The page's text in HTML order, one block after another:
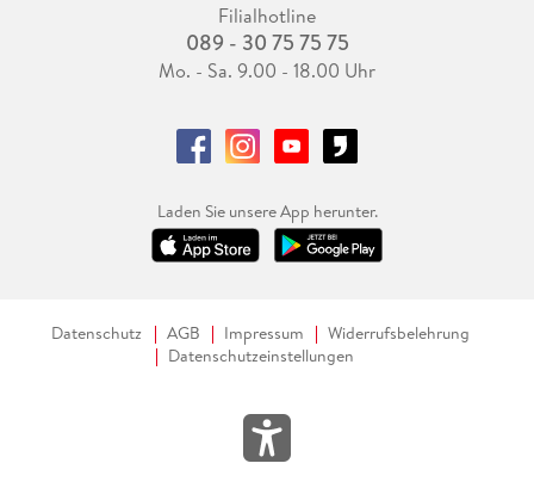
Filialhotline
089 - 30 75 75 75
Mo. - Sa. 9.00 - 18.00 Uhr
Laden Sie unsere App herunter.
Datenschutz AGB Impressum
Widerrufsbelehrung
Datenschutzeinstellungen